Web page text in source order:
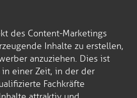
des Content-Marketings
Inhalte zu erstellen,
anzuziehen. Dies ist
einer Zeit, in der der
Fachkräfte